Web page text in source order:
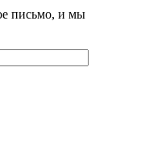
письмо, и мы